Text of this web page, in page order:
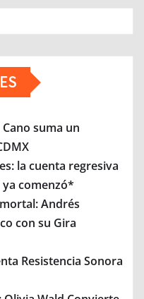
suma un
la cuenta regresiva
comenzó*
Andrés
con su Gira
Resistencia Sonora